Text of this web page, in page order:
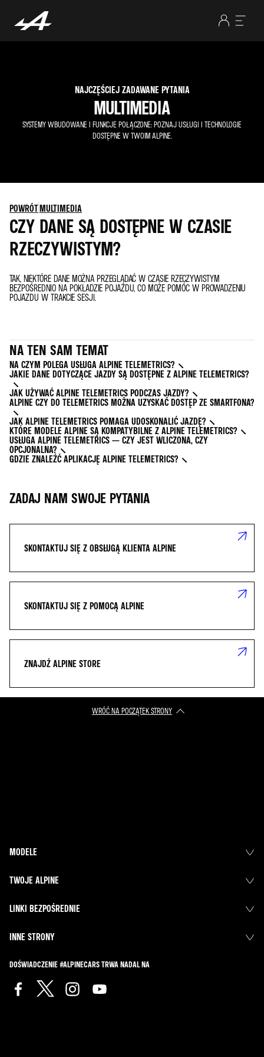
NAJCZĘŚCIEJ ZADAWANE PYTANIA
MULTIMEDIA
SYSTEMY WBUDOWANE I FUNKCJE POŁĄCZONE: POZNAJ USŁUGI I TECHNOLOGIE
DOSTĘPNE W TWOIM ALPINE.
POWRÓTMULTIMEDIA
CZY DANE SĄ DOSTĘPNE W CZASIE
RZECZYWISTYM?
TAK, NIEKTÓRE DANE MOŻNA PRZEGLĄDAĆ W CZASIE RZECZYWISTYM
BEZPOŚREDNIO NA POKŁADZIE POJAZDU, CO MOŻE POMÓC W PROWADZENIU
POJAZDU W TRAKCIE SESJI.
NA TEN SAM TEMAT
NA CZYM POLEGA USŁUGA ALPINE TELEMETRICS?
JAKIE DANE DOTYCZĄCE JAZDY SĄ DOSTĘPNE Z ALPINE TELEMETRICS?
JAK UŻYWAĆ ALPINE TELEMETRICS PODCZAS JAZDY?
ALPINE CZY DO TELEMETRICS MOŻNA UZYSKAĆ DOSTĘP ZE SMARTFONA?
JAK ALPINE TELEMETRICS POMAGA UDOSKONALIĆ JAZDĘ?
KTÓRE MODELE ALPINE SĄ KOMPATYBILNE Z ALPINE TELEMETRICS?
USŁUGA ALPINE TELEMETRICS — CZY JEST WLICZONA, CZY
OPCJONALNA?
GDZIE ZNALEŹĆ APLIKACJĘ ALPINE TELEMETRICS?
ZADAJ NAM SWOJE PYTANIA
SKONTAKTUJ SIĘ Z OBSŁUGĄ KLIENTA ALPINE
SKONTAKTUJ SIĘ Z POMOCĄ ALPINE
ZNAJDŹ ALPINE STORE
WRÓĆ NA POCZĄTEK STRONY
MODELE
TWOJE ALPINE
LINKI BEZPOŚREDNIE
INNE STRONY
DOŚWIADCZENIE #ALPINECARS TRWA NADAL NA